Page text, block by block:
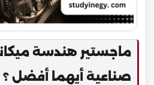
ماجستير هندسة
صناعية أيهما أفضل ؟